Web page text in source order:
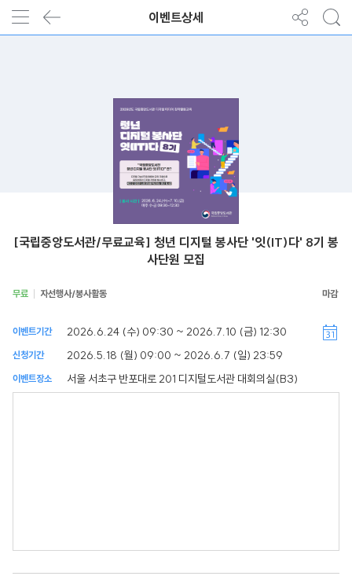
이벤트상세
[국립중앙도서관/무료교육] 청년 디지털 봉사단 '잇(IT)다' 8기 봉
사단원 모집
무료 자선행사/봉사활동
이벤트기간 2026.6.24 (수) 09:30 ~ 2026.7.10 (금) 12:30
신청기간 2026.5.18 (월) 09:00 ~ 2026.6.7 (일) 23:59
이벤트장소 서울 서초구 반포대로 201 디지털도서관 대회의실(B3)